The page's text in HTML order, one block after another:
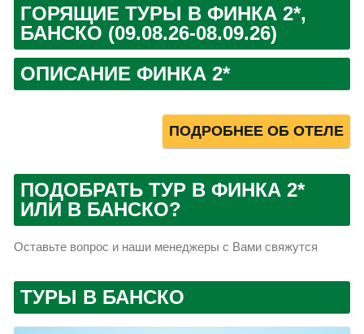
ГОРЯЩИЕ ТУРЫ В ФИНКА 2*,
БАНСКО (09.08.26-08.09.26)
ОПИСАНИЕ ФИНКА 2*
ПОДРОБНЕЕ ОБ ОТЕЛЕ
ПОДОБРАТЬ ТУР В ФИНКА 2*
ИЛИ В БАНСКО?
Оставьте вопрос и наши менеджеры с Вами свяжутся
ТУРЫ В БАНСКО